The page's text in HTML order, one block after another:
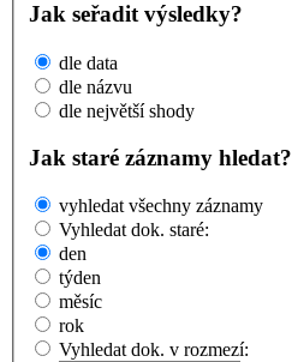
Jak seřadit výsledky?
dle data
dle názvu
dle největší shody
Jak staré záznamy hledat?
vyhledat všechny záznamy
Vyhledat dok. staré:
den
týden
měsíc
rok
Vyhledat dok. v rozmezí: